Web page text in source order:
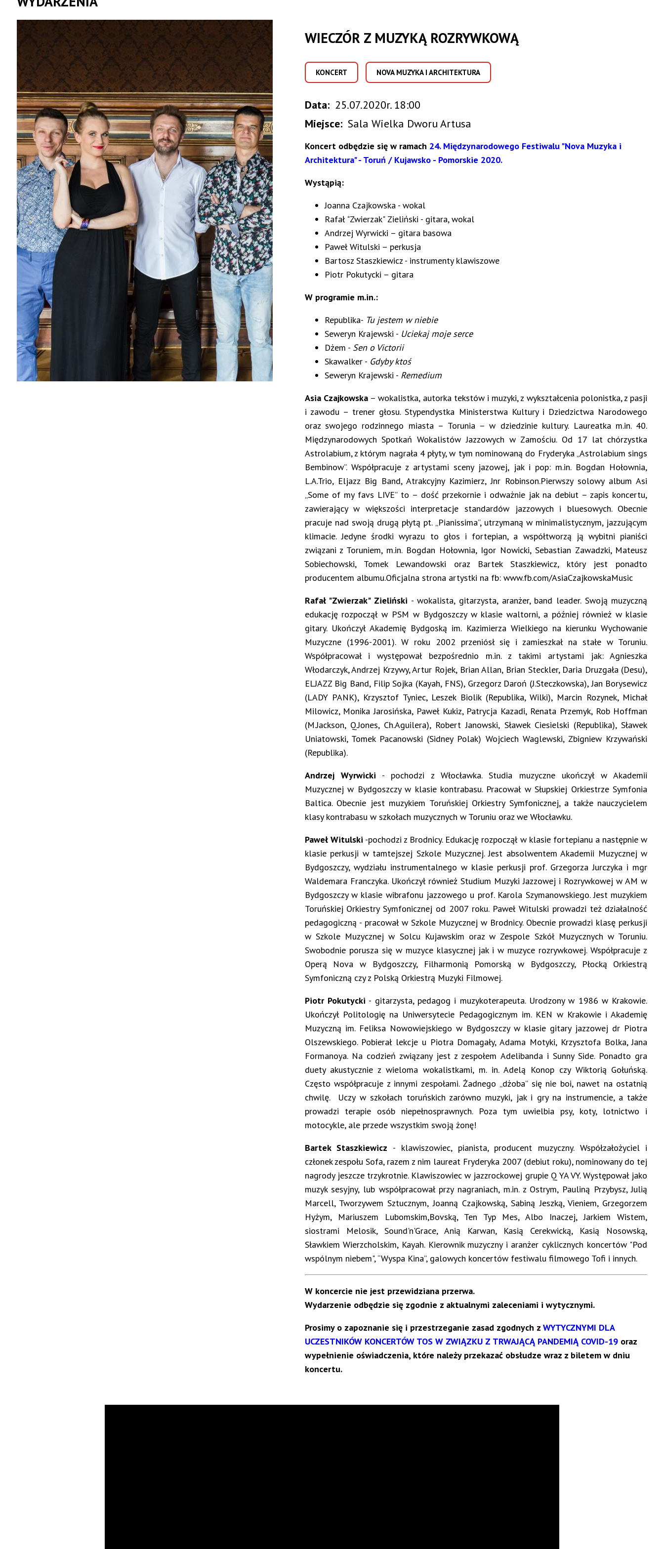
WIECZÓR Z MUZYKĄ ROZRYWKOWĄ
KONCERT NOVA MUZYKA I ARCHITEKTURA
Data
25.07.2020r. 18:00
Miejsce Sala Wielka Dworu Artusa
Koncert odbędzie się w ramach 24. Międzynarodowego Festiwalu "Nova Muzyka i
Architektura" - Toruń / Kujawsko - Pomorskie 2020.
Wystąpią:
Joanna Czajkowska - wokal
Rafał "Zwierzak" Zieliński - gitara, wokal
Andrzej Wyrwicki – gitara basowa
Paweł Witulski – perkusja
Bartosz Staszkiewicz - instrumenty klawiszowe
Piotr Pokutycki – gitara
W programie m.in.:
Republika- Tu jestem w niebie
Seweryn Krajewski - Uciekaj moje serce
Dżem - Sen o Victorii
Skawalker - Gdyby ktoś
Seweryn Krajewski - Remedium
Asia Czajkowska– wokalistka, autorka tekstów i muzyki, z wykształcenia polonistka, z pasji
i zawodu – trener głosu. Stypendystka Ministerstwa Kultury i Dziedzictwa Narodowego
oraz swojego rodzinnego miasta – Torunia – w dziedzinie kultury. Laureatka m.in. 40.
Międzynarodowych Spotkań Wokalistów Jazzowych w Zamościu. Od 17 lat chórzystka
Astrolabium, z którym nagrała 4 płyty, w tym nominowaną do Fryderyka „Astrolabium sings
Bembinow”. Współpracuje z artystami sceny jazowej, jak i pop: m.in. Bogdan Hołownia,
L.A.Trio, Eljazz Big Band, Atrakcyjny Kazimierz, Jnr Robinson.Pierwszy solowy album Asi
„Some of my favs LIVE” to – dość przekornie i odważnie jak na debiut – zapis koncertu,
zawierający w większości interpretacje standardów jazzowych i bluesowych. Obecnie
pracuje nad swoją drugą płytą pt. „Pianissima”, utrzymaną w minimalistycznym, jazzującym
klimacie. Jedyne środki wyrazu to głos i fortepian, a współtworzą ją wybitni pianiści
związani z Toruniem, m.in. Bogdan Hołownia, Igor Nowicki, Sebastian Zawadzki, Mateusz
Sobiechowski, Tomek Lewandowski oraz Bartek Staszkiewicz, który jest ponadto
producentem albumu.Oficjalna strona artystki na fb: www.fb.com/AsiaCzajkowskaMusic
Rafał "Zwierzak" Zieliński - wokalista, gitarzysta, aranżer, band leader. Swoją muzyczną
edukację rozpoczął w PSM w Bydgoszczy w klasie waltorni, a później również w klasie
gitary. Ukończył Akademię Bydgoską im. Kazimierza Wielkiego na kierunku Wychowanie
Muzyczne (1996-2001). W roku 2002 przeniósł się i zamieszkał na stałe w Toruniu.
Współpracował i występował bezpośrednio m.in. z takimi artystami jak: Agnieszka
Włodarczyk, Andrzej Krzywy, Artur Rojek, Brian Allan, Brian Steckler, Daria Druzgała (Desu),
ELJAZZ Big Band, Filip Sojka (Kayah, FNS), Grzegorz Daroń (J.Steczkowska), Jan Borysewicz
(LADY PANK), Krzysztof Tyniec, Leszek Biolik (Republika, Wilki), Marcin Rozynek, Michał
Milowicz, Monika Jarosińska, Paweł Kukiz, Patrycja Kazadi, Renata Przemyk, Rob Hoffman
(M.Jackson, Q.Jones, Ch.Aguilera), Robert Janowski, Sławek Ciesielski (Republika), Sławek
Uniatowski, Tomek Pacanowski (Sidney Polak) Wojciech Waglewski, Zbigniew Krzywański
(Republika).
Andrzej Wyrwicki - pochodzi z Włocławka. Studia muzyczne ukończył w Akademii
Muzycznej w Bydgoszczy w klasie kontrabasu. Pracował w Słupskiej Orkiestrze Symfonia
Baltica. Obecnie jest muzykiem Toruńskiej Orkiestry Symfonicznej, a także nauczycielem
klasy kontrabasu w szkołach muzycznych w Toruniu oraz we Włocławku.
Paweł Witulski -pochodzi z Brodnicy. Edukację rozpoczął w klasie fortepianu a następnie w
klasie perkusji w tamtejszej Szkole Muzycznej. Jest absolwentem Akademii Muzycznej w
Bydgoszczy, wydziału instrumentalnego w klasie perkusji prof. Grzegorza Jurczyka i mgr
Waldemara Franczyka. Ukończył również Studium Muzyki Jazzowej i Rozrywkowej w AM w
Bydgoszczy w klasie wibrafonu jazzowego u prof. Karola Szymanowskiego. Jest muzykiem
Toruńskiej Orkiestry Symfonicznej od 2007 roku. Paweł Witulski prowadzi też działalność
pedagogiczną - pracował w Szkole Muzycznej w Brodnicy. Obecnie prowadzi klasę perkusji
w Szkole Muzycznej w Solcu Kujawskim oraz w Zespole Szkół Muzycznych w Toruniu.
Swobodnie porusza się w muzyce klasycznej jak i w muzyce rozrywkowej. Współpracuje z
Operą Nova w Bydgoszczy, Filharmonią Pomorską w Bydgoszczy, Płocką Orkiestrą
Symfoniczną czy z Polską Orkiestrą Muzyki Filmowej.
Piotr Pokutycki - gitarzysta, pedagog i muzykoterapeuta. Urodzony w 1986 w Krakowie.
Ukończył Politologię na Uniwersytecie Pedagogicznym im. KEN w Krakowie i Akademię
Muzyczną im. Feliksa Nowowiejskiego w Bydgoszczy w klasie gitary jazzowej dr Piotra
Olszewskiego. Pobierał lekcje u Piotra Domagały, Adama Motyki, Krzysztofa Bolka, Jana
Formanoya. Na codzień związany jest z zespołem Adelibanda i Sunny Side. Ponadto gra
duety akustycznie z wieloma wokalistkami, m. in. Adelą Konop czy Wiktorią Gołuńską.
Często współpracuje z innymi zespołami. Żadnego „dżoba” się nie boi, nawet na ostatnią
chwilę. Uczy w szkołach toruńskich zarówno muzyki, jak i gry na instrumencie, a także
prowadzi terapie osób niepełnosprawnych. Poza tym uwielbia psy, koty, lotnictwo i
motocykle, ale przede wszystkim swoją żonę!
Bartek Staszkiewicz - klawiszowiec, pianista, producent muzyczny. Współzałożyciel i
członek zespołu Sofa, razem z nim laureat Fryderyka 2007 (debiut roku), nominowany do tej
nagrody jeszcze trzykrotnie. Klawiszowiec w jazzrockowej grupie Q YA VY. Występował jako
muzyk sesyjny, lub współpracował przy nagraniach, m.in. z Ostrym, Pauliną Przybysz, Julią
Marcell, Tworzywem Sztucznym, Joanną Czajkowską, Sabiną Jeszką, Vieniem, Grzegorzem
Hyżym, Mariuszem Lubomskim,Bovską, Ten Typ Mes, Albo Inaczej, Jarkiem Wistem,
siostrami Melosik, Sound'n'Grace, Anią Karwan, Kasią Cerekwicką, Kasią Nosowską,
Sławkiem Wierzcholskim, Kayah. Kierownik muzyczny i aranżer cyklicznych koncertów "Pod
wspólnym niebem", “Wyspa Kina”, galowych koncertów festiwalu filmowego Tofi i innych.
W koncercie nie jest przewidziana przerwa.
Wydarzenie odbędzie się zgodnie z aktualnymi zaleceniami i wytycznymi.
Prosimy o zapoznanie się i przestrzeganie zasad zgodnych z WYTYCZNYMI DLA
UCZESTNIKÓW KONCERTÓW TOS W ZWIĄZKU Z TRWAJĄCĄ PANDEMIĄ COVID-19oraz
wypełnienie oświadczenia, które należy przekazać obsłudze wraz z biletem w dniu
koncertu.